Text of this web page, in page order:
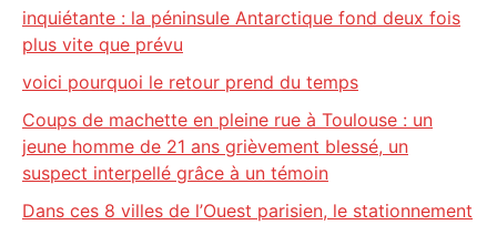
inquiétante : la péninsule Antarctique fond deux fois
plus vite que prévu
voici pourquoi le retour prend du temps
Coups de machette en pleine rue à Toulouse : un
jeune homme de 21 ans grièvement blessé, un
suspect interpellé grâce à un témoin
Dans ces 8 villes de l’Ouest parisien, le stationnement